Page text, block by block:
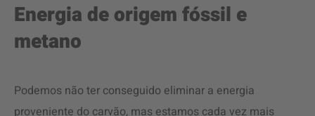
Energia de origem fóssil e
metano
Podemos não ter conseguido eliminar a energia
proveniente do carvão, mas estamos cada vez mais